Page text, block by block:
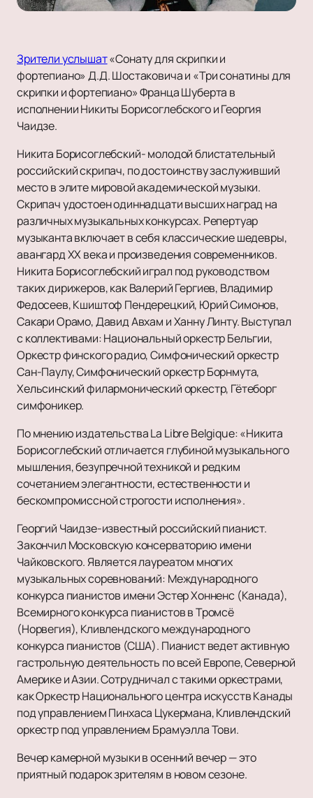
Зрители услышат«Сонату для скрипки и
фортепиано» Д.Д. Шостаковича и «Три сонатины для
скрипки и фортепиано» Франца Шуберта в
исполнении Никиты Борисоглебского и Георгия
Чаидзе.
Никита Борисоглебский- молодой блистательный
российский скрипач, по достоинству заслуживший
место в элите мировой академической музыки.
Скрипач удостоен одиннадцати высших наград на
различных музыкальных конкурсах. Репертуар
музыканта включает в себя классические шедевры,
авангард XX века и произведения современников.
Никита Борисоглебский играл под руководством
таких дирижеров, как Валерий Гергиев, Владимир
Федосеев, Кшиштоф Пендерецкий, Юрий Симонов,
Сакари Орамо, Давид Авхам и Ханну Линту. Выступал
с коллективами: Национальный оркестр Бельгии,
Оркестр финского радио, Симфонический оркестр
Сан-Паулу, Симфонический оркестр Борнмута,
Хельсинский филармонический оркестр, Гётеборг
симфоникер.
По мнению издательства La Libre Belgique: «Никита
Борисоглебский отличается глубиной музыкального
мышления, безупречной техникой и редким
сочетанием элегантности, естественности и
бескомпромиссной строгости исполнения».
Георгий Чаидзе-известный российский пианист.
Закончил Московскую консерваторию имени
Чайковского. Является лауреатом многих
музыкальных соревнований: Международного
конкурса пианистов имени Эстер Хонненс (Канада),
Всемирного конкурса пианистов в Тромсё
(Норвегия), Кливлендского международного
конкурса пианистов (США). Пианист ведет активную
гастрольную деятельность по всей Европе, Северной
Америке и Азии. Сотрудничал с такими оркестрами,
как Оркестр Национального центра искусств Канады
под управлением Пинхаса Цукермана, Кливлендский
оркестр под управлением Брамуэлла Тови.
Вечер камерной музыки в осенний вечер — это
приятный подарок зрителям в новом сезоне.